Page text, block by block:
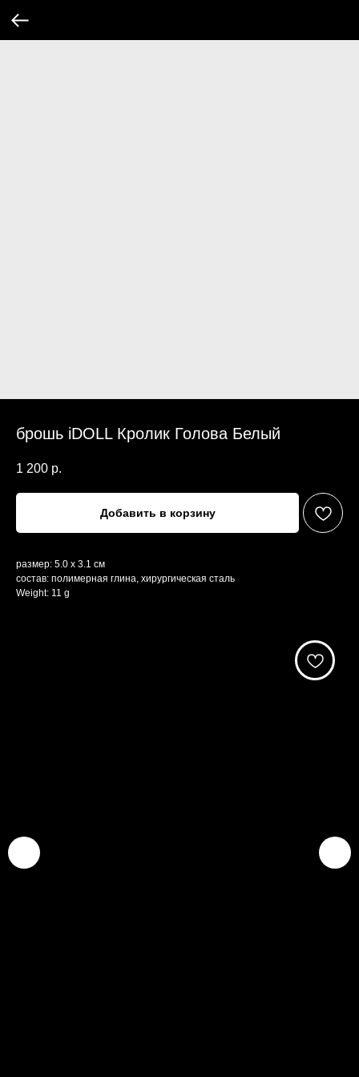
брошь iDOLL Кролик Голова Белый
1 200 р.
Добавить в корзину
размер: 5.0 х 3.1 см
состав: полимерная глина, хирургическая сталь
Weight: 11 g